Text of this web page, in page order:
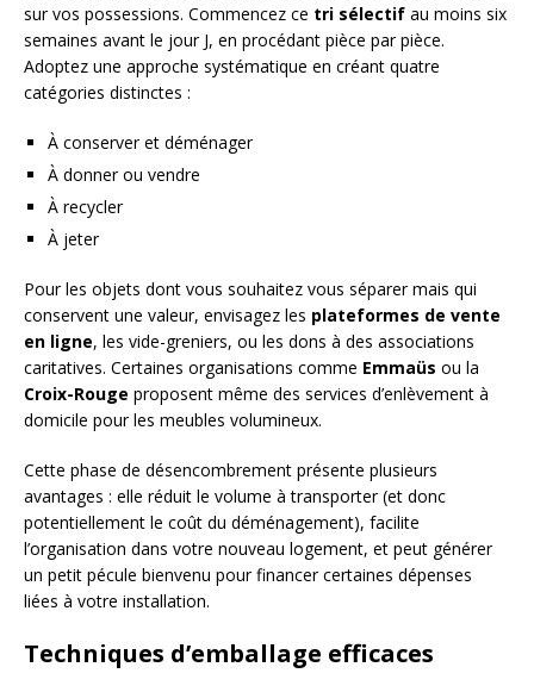
sur vos possessions. Commencez ce tri sélectif au moins six
semaines avant le jour J, en procédant pièce par pièce.
Adoptez une approche systématique en créant quatre
catégories distinctes :
À conserver et déménager
À donner ou vendre
À recycler
À jeter
Pour les objets dont vous souhaitez vous séparer mais qui
conservent une valeur, envisagez les plateformes de vente
en ligne, les vide-greniers, ou les dons à des associations
caritatives. Certaines organisations comme Emmaüs ou la
Croix-Rouge proposent même des services d’enlèvement à
domicile pour les meubles volumineux.
Cette phase de désencombrement présente plusieurs
avantages : elle réduit le volume à transporter (et donc
potentiellement le coût du déménagement), facilite
l’organisation dans votre nouveau logement, et peut générer
un petit pécule bienvenu pour financer certaines dépenses
liées à votre installation.
Techniques d’emballage efficaces